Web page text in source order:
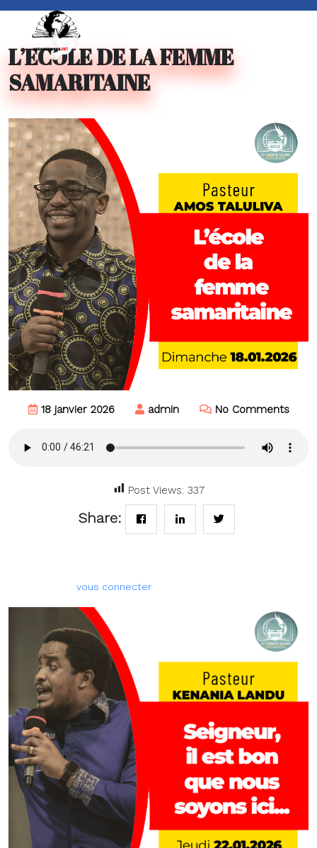
content
L’ECOLE DE LA FEMME
SAMARITAINE
18 janvier 2026 admin No Comments
Post Views: 337
Share:
vous connecterpour publier un commentaire.